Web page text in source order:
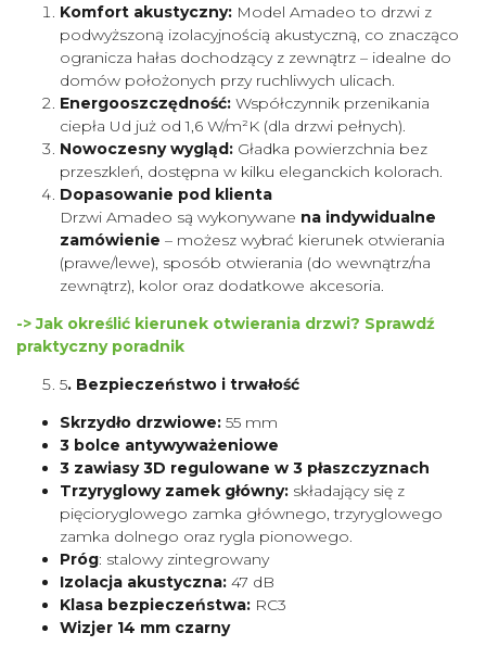
Komfort akustyczny: Model Amadeo to drzwi z
podwyższoną izolacyjnością akustyczną, co znacząco
ogranicza hałas dochodzący z zewnątrz – idealne do
domów położonych przy ruchliwych ulicach.
Energooszczędność: Współczynnik przenikania
ciepła Ud już od 1,6 W/m²K (dla drzwi pełnych).
Nowoczesny wygląd: Gładka powierzchnia bez
przeszkleń, dostępna w kilku eleganckich kolorach.
Dopasowanie pod klienta
Drzwi Amadeo są wykonywane na indywidualne
zamówienie – możesz wybrać kierunek otwierania
(prawe/lewe), sposób otwierania (do wewnątrz/na
zewnątrz), kolor oraz dodatkowe akcesoria.
-> Jak określić kierunek otwierania drzwi? Sprawdź
praktyczny poradnik
5. Bezpieczeństwo i trwałość
Skrzydło drzwiowe: 55 mm
3 bolce antywyważeniowe
3 zawiasy 3D regulowane w 3 płaszczyznach
Trzyryglowy zamek główny: składający się z
pięcioryglowego zamka głównego, trzyryglowego
zamka dolnego oraz rygla pionowego.
Próg: stalowy zintegrowany
Izolacja akustyczna: 47 dB
Klasa bezpieczeństwa: RC3
Wizjer 14 mm czarny